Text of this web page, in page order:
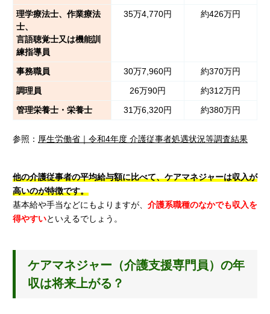
理学療法士、作業療法
士、
言語聴覚士又は機能訓
練指導員
35万4,770円 約426万円
事務職員 30万7,960円
約370万円
調理員
26万90円
約312万円
管理栄養士・栄養士
31万6,320円 約380万円
参照： 厚生労働省｜令和4年度 介護従事者処遇状況等調査結果
他の介護従事者の平均給与額に比べて、ケアマネジャーは収入が
高いのが特徴です。
基本給や手当などにもよりますが、 介護系職種のなかでも収入を
得やすいといえるでしょう。
ケアマネジャー（介護支援専門員）の年
収は将来上がる？